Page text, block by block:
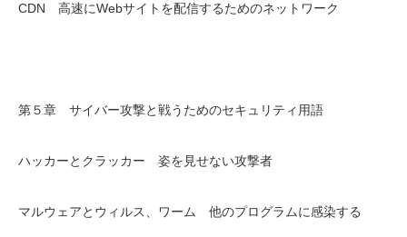
CDN 高速にWebサイトを配信するためのネットワーク
第５章 サイバー攻撃と戦うためのセキュリティ用語
ハッカーとクラッカー 姿を見せない攻撃者
マルウェアとウィルス、ワーム 他のプログラムに感染する